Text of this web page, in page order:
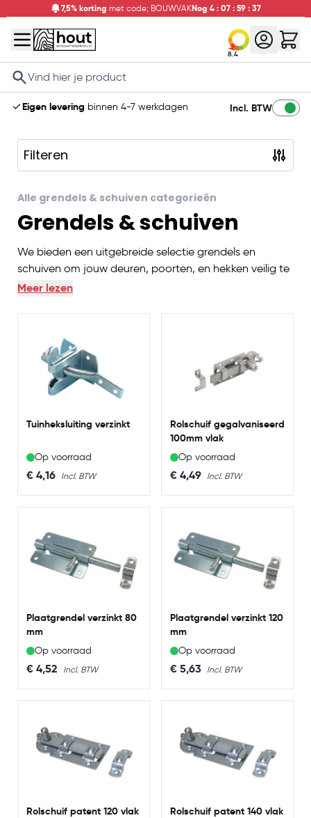
7,5% korting met code; BOUWVAKNog 4 : 07 : 59 : 37
8.4
Search
Eigen levering binnen 4-7 werkdagen Incl. BTW
Filteren
Skip to product list
Alle grendels & schuiven categorieën
Grendels & schuiven
We bieden een uitgebreide selectie grendels en
schuiven om jouw deuren, poorten, en hekken veilig te
vergrendelen en te beheren. Of je nu op zoek bent
steigerhouten hek beslag, een kelderbandslot, een
overslaggrendel, een plaatgrendel of een rolschuif, wij
hebben alles wat je nodig hebt voor een betrouwbare
en functionele oplossing.
Meer lezen
Tuinheksluiting verzinkt
Op voorraad
€ 4,16
Rolschuif gegalvaniseerd
100mm vlak
Op voorraad
€ 4,49
Plaatgrendel verzinkt 80
mm
Op voorraad
€ 4,52
Plaatgrendel verzinkt 120
mm
Op voorraad
€ 5,63
Rolschuif patent 120 vlak
Rolschuif patent 140 vlak